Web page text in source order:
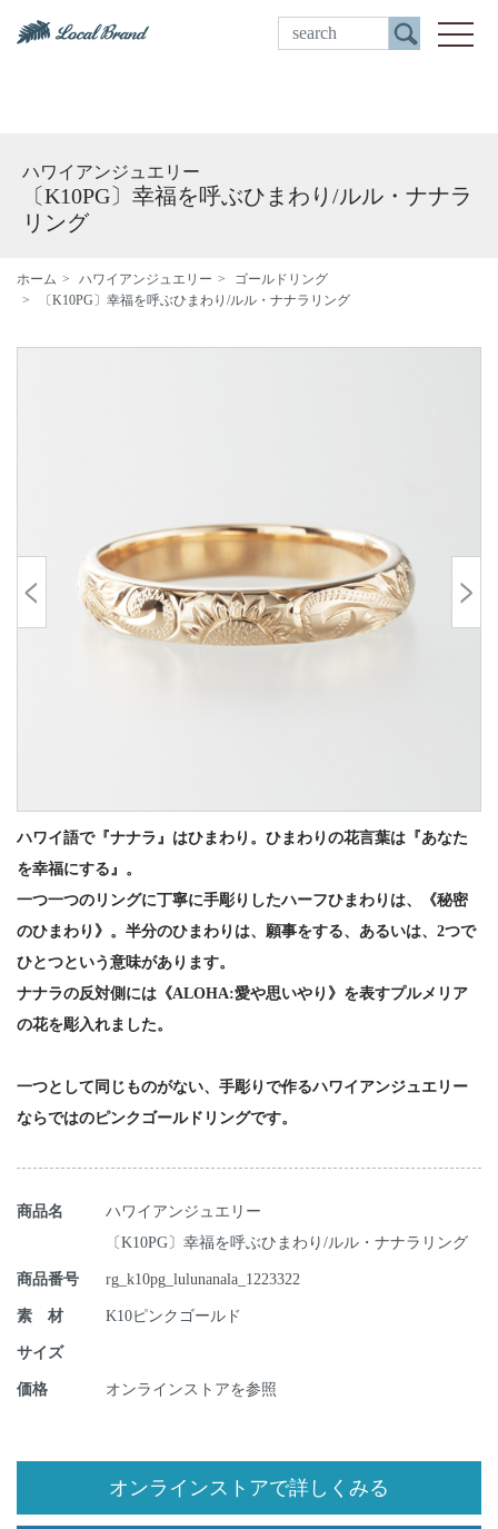
ご来店予約
ハワイアンジュエリー
〔K10PG〕幸福を呼ぶひまわり/ルル・ナナラ
リング
ホーム ハワイアンジュエリー
ゴールドリング
〔K10PG〕幸福を呼ぶひまわり/ルル・ナナラリング
ハワイ語で『ナナラ』はひまわり。ひまわりの花言葉は『あなた
を幸福にする』。
一つ一つのリングに丁寧に手彫りしたハーフひまわりは、《秘密
のひまわり》。半分のひまわりは、願事をする、あるいは、2つで
ひとつという意味があります。
ナナラの反対側には《ALOHA:愛や思いやり》を表すプルメリア
の花を彫入れました。
一つとして同じものがない、手彫りで作るハワイアンジュエリー
ならではのピンクゴールドリングです。
商品名
ハワイアンジュエリー
〔K10PG〕幸福を呼ぶひまわり/ルル・ナナラリング
商品番号 rg_k10pg_lulunanala_1223322
素 材 K10ピンクゴールド
サイズ
価格 オンラインストアを参照
オンラインストアで詳しくみる